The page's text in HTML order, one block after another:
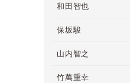
和田智也
保坂駿
山内智之
竹萬重幸